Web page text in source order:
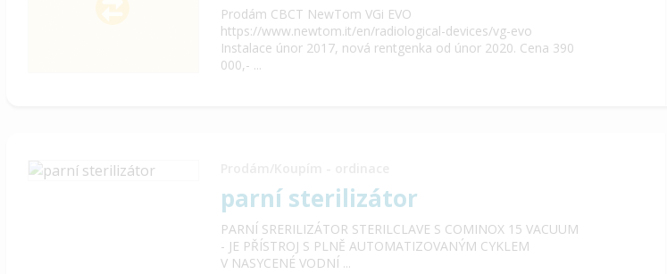
Prodám CBCT NewTom VGi EVO
https://www.newtom.it/en/radiological-devices/vg-evo
Instalace únor 2017, nová rentgenka od únor 2020. Cena 390
000,- ...
parní sterilizátor
PARNÍ SRERILIZÁTOR STERILCLAVE S COMINOX 15 VACUUM
- JE PŘÍSTROJ S PLNĚ AUTOMATIZOVANÝM CYKLEM
V NASYCENÉ VODNÍ ...